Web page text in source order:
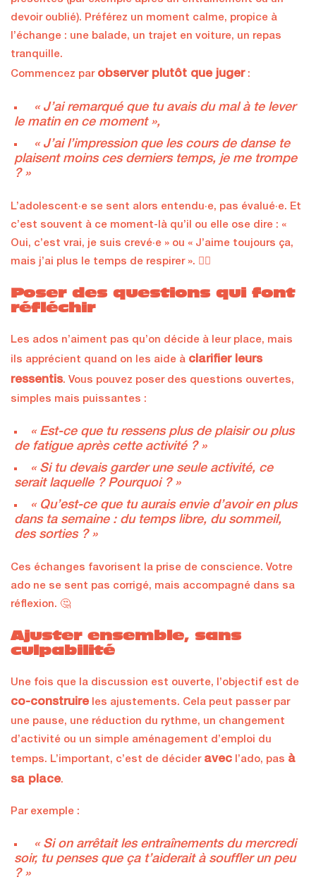
devoir oublié). Préférez un moment calme, propice à
l’échange : une balade, un trajet en voiture, un repas
tranquille.
Commencez par observer plutôt que juger:
« J’ai remarqué que tu avais du mal à te lever
le matin en ce moment »,
« J’ai l’impression que les cours de danse te
plaisent moins ces derniers temps, je me trompe
? »
L’adolescent·e se sent alors entendu·e, pas évalué·e. Et
c’est souvent à ce moment-là qu’il ou elle ose dire : «
Oui, c’est vrai, je suis crevé·e » ou « J’aime toujours ça,
mais j’ai plus le temps de respirer ». 😮‍💨
Poser des questions qui font
réfléchir
Les ados n’aiment pas qu’on décide à leur place, mais
ils apprécient quand on les aide à clarifier leurs
ressentis. Vous pouvez poser des questions ouvertes,
simples mais puissantes :
« Est-ce que tu ressens plus de plaisir ou plus
de fatigue après cette activité ? »
« Si tu devais garder une seule activité, ce
serait laquelle ? Pourquoi ? »
« Qu’est-ce que tu aurais envie d’avoir en plus
dans ta semaine : du temps libre, du sommeil,
des sorties ? »
Ces échanges favorisent la prise de conscience. Votre
ado ne se sent pas corrigé, mais accompagné dans sa
réflexion. 🤔
Ajuster ensemble, sans
culpabilité
Une fois que la discussion est ouverte, l’objectif est de
co-construire les ajustements. Cela peut passer par
une pause, une réduction du rythme, un changement
d’activité ou un simple aménagement d’emploi du
temps. L’important, c’est de décider avec l’ado, pas à
sa place.
Par exemple :
« Si on arrêtait les entraînements du mercredi
soir, tu penses que ça t’aiderait à souffler un peu
? »